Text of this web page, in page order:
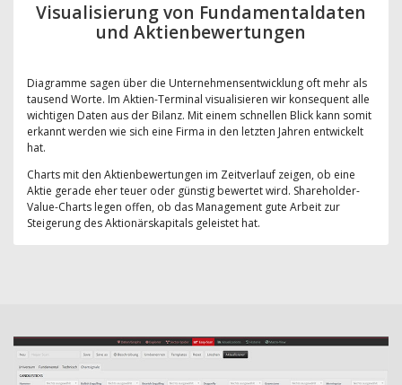
Visualisierung von Fundamentaldaten
und Aktienbewertungen
Diagramme sagen über die Unternehmensentwicklung oft mehr als
tausend Worte. Im Aktien-Terminal visualisieren wir konsequent alle
wichtigen Daten aus der Bilanz. Mit einem schnellen Blick kann somit
erkannt werden wie sich eine Firma in den letzten Jahren entwickelt
hat.
Charts mit den Aktienbewertungen im Zeitverlauf zeigen, ob eine
Aktie gerade eher teuer oder günstig bewertet wird. Shareholder-
Value-Charts legen offen, ob das Management gute Arbeit zur
Steigerung des Aktionärskapitals geleistet hat.